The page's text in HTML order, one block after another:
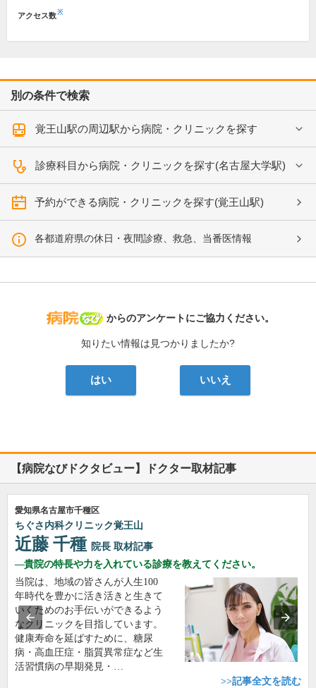
アクセス数※
別の条件で検索
覚王山駅の周辺駅から病院・クリニックを探す
診療科目から病院・クリニックを探す(名古屋大学駅)
予約ができる病院・クリニックを探す(覚王山駅)
各都道府県の休日・夜間診療、救急、当番医情報
病院なび
からのアンケートにご協力ください。
知りたい情報は見つかりましたか?
はい いいえ
【病院なびドクタビュー】ドクター取材記事
愛知県名古屋市千種区
ちぐさ内科クリニック覚王山
近藤 千種 院長 取材記事
貴院の特長や力を入れている診療を教えてください。
当院は、地域の皆さんが人生100
年時代を豊かに活き活きと生きて
いくためのお手伝いができるよう
なクリニックを目指しています。
健康寿命を延ばすために、糖尿
病・高血圧症・脂質異常症など生
活習慣病の早期発見・…
>>記事全文を読む